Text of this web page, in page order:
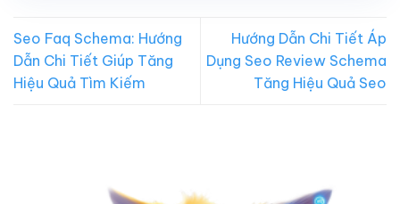
Seo Faq Schema: Hướng
Dẫn Chi Tiết Giúp Tăng
Hiệu Quả Tìm Kiếm
Hướng Dẫn Chi Tiết Áp
Dụng Seo Review Schema
Tăng Hiệu Quả Seo